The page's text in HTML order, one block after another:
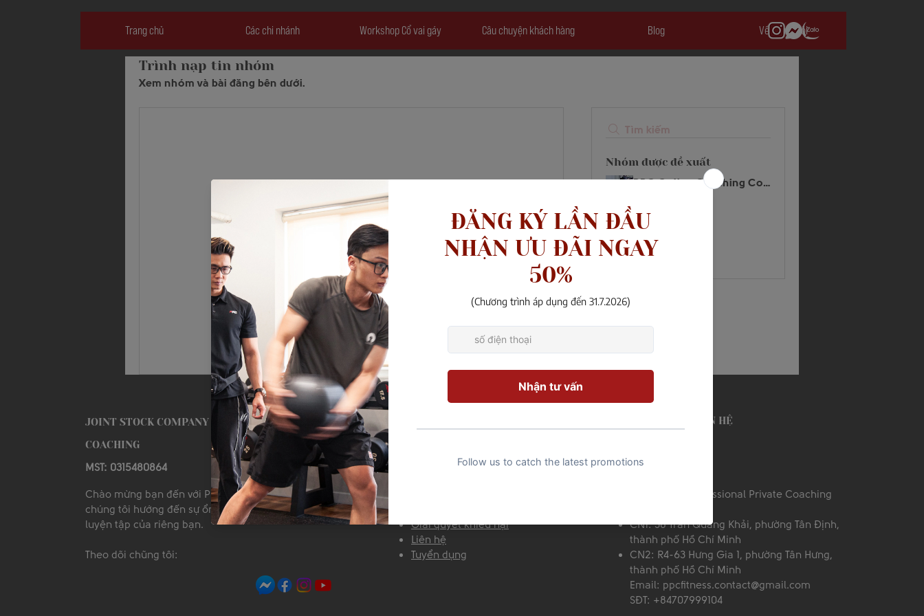
Trang chủ Các chi nhánh Workshop Cổ vai gáy Câu chuyện khách hàng Blog Về chúng tôi
Trình nạp tin nhóm
Xem nhóm và bài đăng bên dưới.
Tìm kiếm
Nhóm được đề xuất
PPC Online Coaching Community
Tham gia
Hãy là người đầu tiên đăng bài
Tạo bài đăng và bắt đầu kết nối với các thành viên khác.
JOINT STOCK COMPANY PROFESSIONAL PRIVATE
COACHING
MST: 0315480864
Chào mừng bạn đến với PPC Private Gym, ở đây
chúng tôi hướng đến sự ổn định và an toàn trong
luyện tập của riêng bạn.
​Theo dõi chũng tôi:
Giải quyết khiếu nại
Liên hệ
Tuyển dụng
​THÔNG TIN LIÊN HỆ
Công ty CP Professional Private Coaching
CN1: 38 Trần Quang Khải, phường Tân Định,
thành phố Hồ Chí Minh
CN2: R4-63 Hưng Gia 1, phường Tân Hưng,
thành phố Hồ Chí Minh
Email: ppcfitness.contact@gmail.com
SĐT: +84707999104